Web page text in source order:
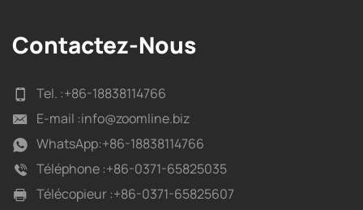
Contactez-Nous
Tel. :+86-18838114766
E-mail :info@zoomline.biz
WhatsApp:+86-18838114766
Téléphone :+86-0371-65825035
Télécopieur :+86-0371-65825607